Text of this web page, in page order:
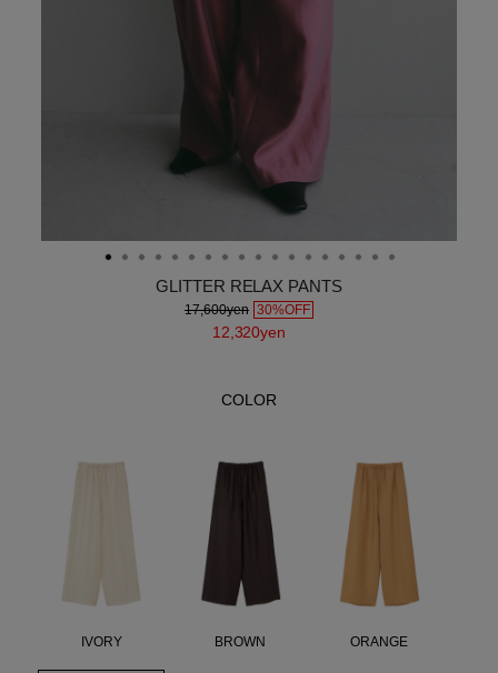
GLITTER RELAX PANTS
17,600yen 30%OFF
12,320yen
COLOR
IVORY BROWN ORANGE